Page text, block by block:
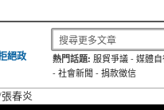
絕政
熱門話題: 服貿爭議 -媒體自
- 社會新聞 - 捐款徵信
春炎